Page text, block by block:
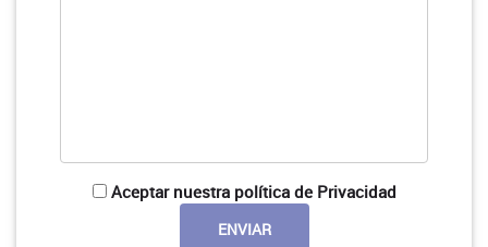
Aceptar nuestra política de Privacidad